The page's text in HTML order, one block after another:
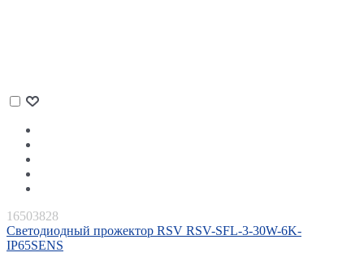
16503828
Светодиодный прожектор RSV RSV-SFL-3-30W-6K-
IP65SENS